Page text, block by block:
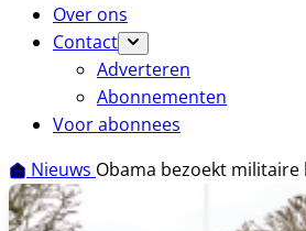
Over ons
Contact
Adverteren
Abonnementen
Voor abonnees
Nieuws Obama bezoekt militaire